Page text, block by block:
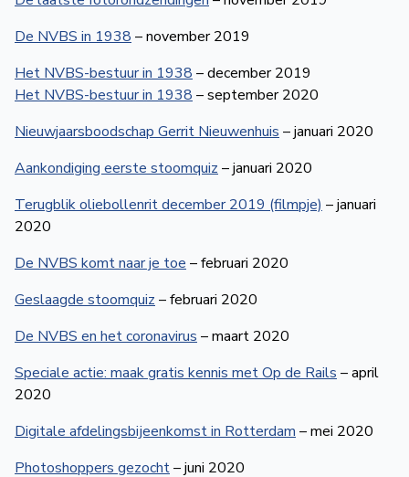
De NVBS in 1938 – november 2019
Het NVBS-bestuur in 1938 – december 2019
Het NVBS-bestuur in 1938 – september 2020
Nieuwjaarsboodschap Gerrit Nieuwenhuis – januari 2020
Aankondiging eerste stoomquiz – januari 2020
Terugblik oliebollenrit december 2019 (filmpje) – januari
2020
De NVBS komt naar je toe – februari 2020
Geslaagde stoomquiz – februari 2020
De NVBS en het coronavirus – maart 2020
Speciale actie: maak gratis kennis met Op de Rails – april
2020
Digitale afdelingsbijeenkomst in Rotterdam – mei 2020
Photoshoppers gezocht– juni 2020